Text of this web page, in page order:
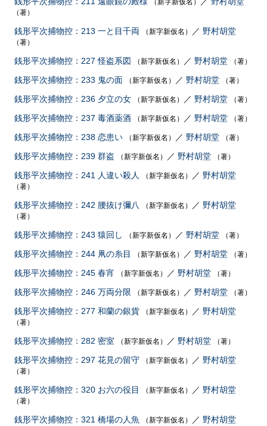
（新字新仮名）
（著）
銭形平次捕物控：213 一と目千両 （新字新仮名） ／ 野村胡堂
（著）
銭形平次捕物控：227 怪盗系図 （新字新仮名） ／ 野村胡堂 （著）
銭形平次捕物控：233 鬼の面 （新字新仮名） ／ 野村胡堂 （著）
銭形平次捕物控：236 夕立の女 （新字新仮名） ／ 野村胡堂 （著）
銭形平次捕物控：237 毒酒薬酒 （新字新仮名） ／ 野村胡堂 （著）
銭形平次捕物控：238 恋患い （新字新仮名） ／ 野村胡堂 （著）
銭形平次捕物控：239 群盗 （新字新仮名） ／ 野村胡堂 （著）
銭形平次捕物控：241 人違い殺人 （新字新仮名） ／ 野村胡堂
（著）
銭形平次捕物控：242 腰抜け彌八 （新字新仮名） ／ 野村胡堂
（著）
銭形平次捕物控：243 猿回し （新字新仮名） ／ 野村胡堂 （著）
銭形平次捕物控：244 凧の糸目 （新字新仮名） ／ 野村胡堂 （著）
銭形平次捕物控：245 春宵 （新字新仮名） ／ 野村胡堂 （著）
銭形平次捕物控：246 万両分限 （新字新仮名） ／ 野村胡堂 （著）
銭形平次捕物控：277 和蘭の銀貨 （新字新仮名） ／ 野村胡堂
（著）
銭形平次捕物控：282 密室 （新字新仮名） ／ 野村胡堂 （著）
銭形平次捕物控：297 花見の留守 （新字新仮名） ／ 野村胡堂
（著）
銭形平次捕物控：320 お六の役目 （新字新仮名） ／ 野村胡堂
（著）
銭形平次捕物控：321 橋場の人魚 （新字新仮名） ／ 野村胡堂